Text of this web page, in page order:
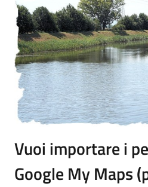
Vuoi importare i
Google My Maps